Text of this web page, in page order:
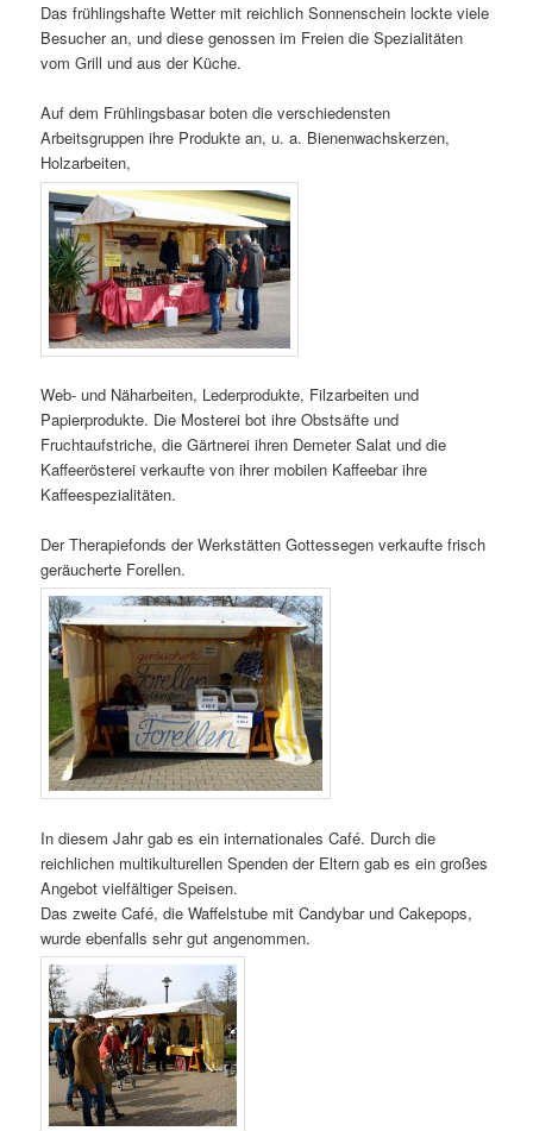
Das frühlingshafte Wetter mit reichlich Sonnenschein lockte viele
Besucher an, und diese genossen im Freien die Spezialitäten
vom Grill und aus der Küche.
Auf dem Frühlingsbasar boten die verschiedensten
Arbeitsgruppen ihre Produkte an, u. a. Bienenwachskerzen,
Holzarbeiten,
Web- und Näharbeiten, Lederprodukte, Filzarbeiten und
Papierprodukte. Die Mosterei bot ihre Obstsäfte und
Fruchtaufstriche, die Gärtnerei ihren Demeter Salat und die
Kaffeerösterei verkaufte von ihrer mobilen Kaffeebar ihre
Kaffeespezialitäten.
Der Therapiefonds der Werkstätten Gottessegen verkaufte frisch
geräucherte Forellen.
In diesem Jahr gab es ein internationales Café. Durch die
reichlichen multikulturellen Spenden der Eltern gab es ein großes
Angebot vielfältiger Speisen.
Das zweite Café, die Waffelstube mit Candybar und Cakepops,
wurde ebenfalls sehr gut angenommen.